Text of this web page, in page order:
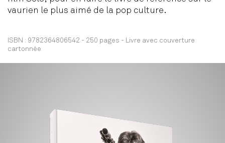
vaurien le plus aimé de la pop culture.
ISBN : 9782364806542 - 250 pages - Livre avec couverture
cartonnée